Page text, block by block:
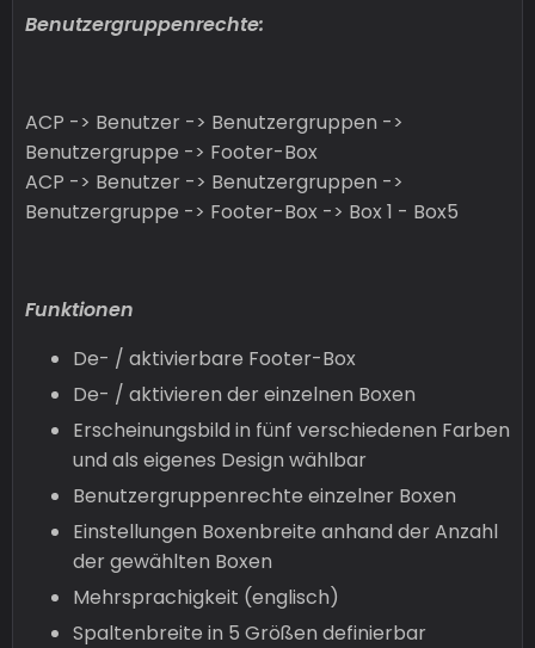
Benutzergruppenrechte:
ACP -> Benutzer -> Benutzergruppen ->
Benutzergruppe -> Footer-Box
ACP -> Benutzer -> Benutzergruppen ->
Benutzergruppe -> Footer-Box -> Box 1 - Box5
Funktionen
De- / aktivierbare Footer-Box
De- / aktivieren der einzelnen Boxen
Erscheinungsbild in fünf verschiedenen Farben
und als eigenes Design wählbar
Benutzergruppenrechte einzelner Boxen
Einstellungen Boxenbreite anhand der Anzahl
der gewählten Boxen
Mehrsprachigkeit (englisch)
Spaltenbreite in 5 Größen definierbar